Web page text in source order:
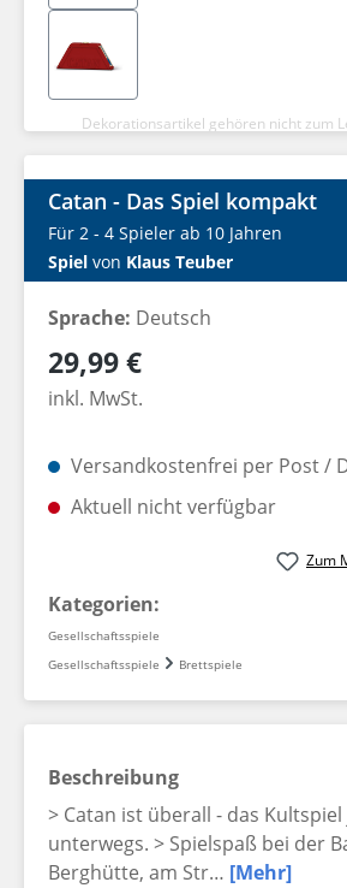
Dekorationsartikel gehören nicht zum
Catan - Das Spiel kompakt
Für 2 - 4 Spieler ab 10 Jahren
Spiel von Klaus Teuber
Sprache: Deutsch
Regulärer Preis:
29,99 €
inkl. MwSt.
Versandkostenfrei per Post /
Aktuell nicht verfügbar
Zum
Kategorien:
Gesellschaftsspiele
Gesellschaftsspiele
Brettspiele
Beschreibung
> Catan ist überall - das
unterwegs. > Spielspaß bei der
Berghütte, am Str… [Mehr]